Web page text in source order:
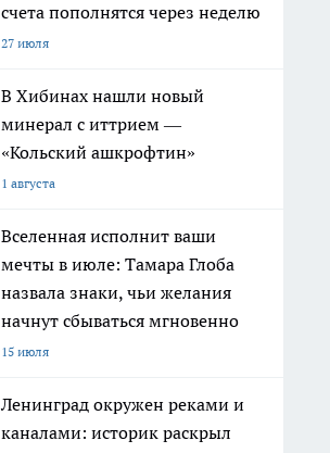
счета пополнятся через неделю
27 июля
В Хибинах нашли новый
минерал с иттрием —
«Кольский ашкрофтин»
1 августа
Вселенная исполнит ваши
мечты в июле: Тамара Глоба
назвала знаки, чьи желания
начнут сбываться мгновенно
15 июля
Ленинград окружен реками и
каналами: историк раскрыл